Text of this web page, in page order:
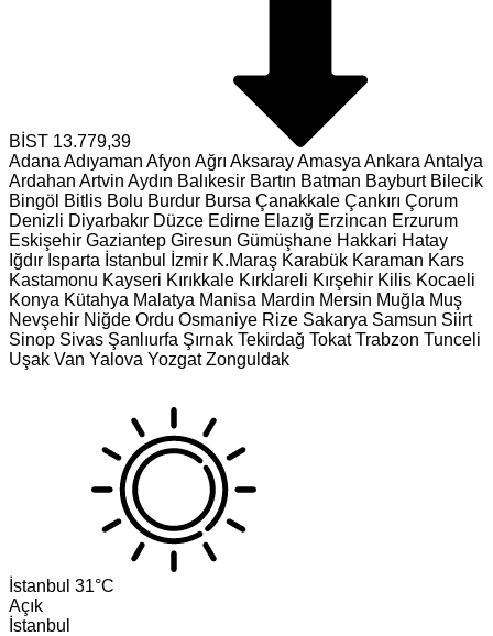
BİST 13.779,39
Adana Adıyaman Afyon Ağrı AksarayAmasya Ankara Antalya
Ardahan Artvin Aydın Balıkesir Bartın Batman Bayburt Bilecik
Bingöl Bitlis Bolu Burdur Bursa Çanakkale Çankırı Çorum
Denizli Diyarbakır Düzce Edirne Elazığ Erzincan Erzurum
Eskişehir Gaziantep Giresun Gümüşhane Hakkari Hatay
Iğdır Isparta İstanbul İzmir K.Maraş Karabük Karaman Kars
Kastamonu Kayseri Kırıkkale Kırklareli Kırşehir Kilis Kocaeli
Konya Kütahya Malatya Manisa Mardin Mersin Muğla Muş
Nevşehir Niğde Ordu Osmaniye Rize Sakarya Samsun Siirt
Sinop Sivas Şanlıurfa Şırnak Tekirdağ Tokat Trabzon Tunceli
Uşak Van Yalova Yozgat Zonguldak
İstanbul 31°C
Açık
İstanbul